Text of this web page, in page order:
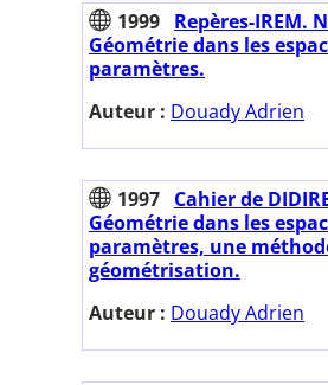
1999 Repères-IREM.
Géométrie dans les
paramètres.
Auteur : Douady Adrien
1997 Cahier de
Géométrie dans les
paramètres, une
géométrisation.
Auteur : Douady Adrien